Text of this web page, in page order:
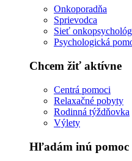
Onkoporadňa
Sprievodca
Sieť
Psychologická
Chcem žiť aktívne
Centrá pomoci
Relaxačné pobyty
Rodinná týždňovka
Výlety
Hľadám inú pomoc